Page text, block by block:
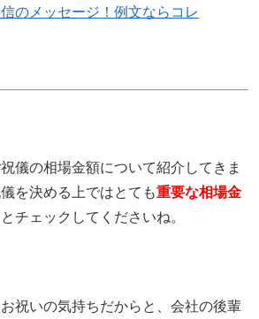
のメッセージ！例文ならコレ
儀の相場金額について紹介してきま
を決める上ではとても重要な相場金
チェックしてくださいね。
祝いの気持ちだからと、会社の後輩